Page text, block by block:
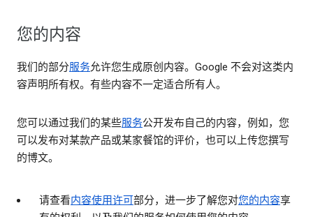
您的内容
我们的部分服务允许您生成原创内容。Google 不会对这类内
容声明所有权。有些内容不一定适合所有人。
您可以通过我们的某些服务公开发布自己的内容，例如，您
可以发布对某款产品或某家餐馆的评价，也可以上传您撰写
的博文。
请查看内容使用许可部分，进一步了解您对您的内容享